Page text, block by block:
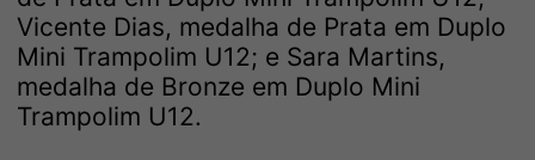
Vicente Dias, medalha de Prata em Duplo
Mini Trampolim U12; e Sara Martins,
medalha de Bronze em Duplo Mini
Trampolim U12.